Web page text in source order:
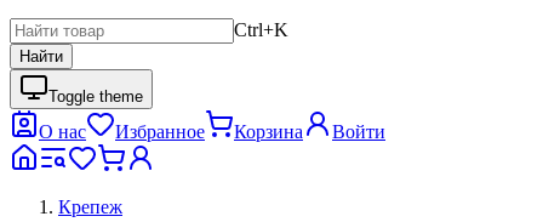
Ctrl+K
Найти
Toggle theme
О нас Избранное Корзина Войти
Крепеж